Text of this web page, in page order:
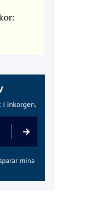
i inkorgen.
mina